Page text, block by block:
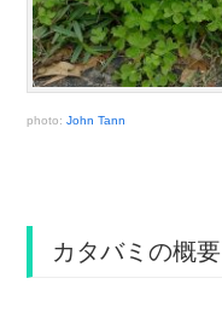
photo: John Tann
カタバミの概要